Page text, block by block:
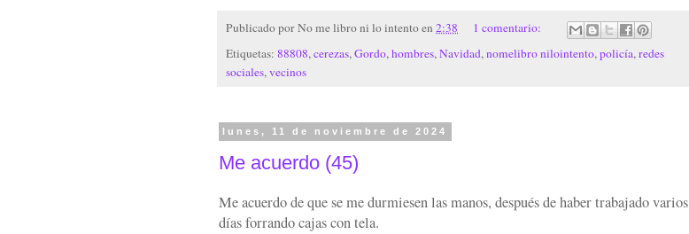
Publicado porNo me libro ni lo intentoen 2:38
1 comentario:
Etiquetas: 88808, cerezas, Gordo, hombres, Navidad, nomelibro nilointento, policía, redes
sociales, vecinos
lunes, 11 de noviembre de 2024
Me acuerdo (45)
Me acuerdo de que se me durmiesen las manos, después de haber trabajado varios
días forrando cajas con tela.